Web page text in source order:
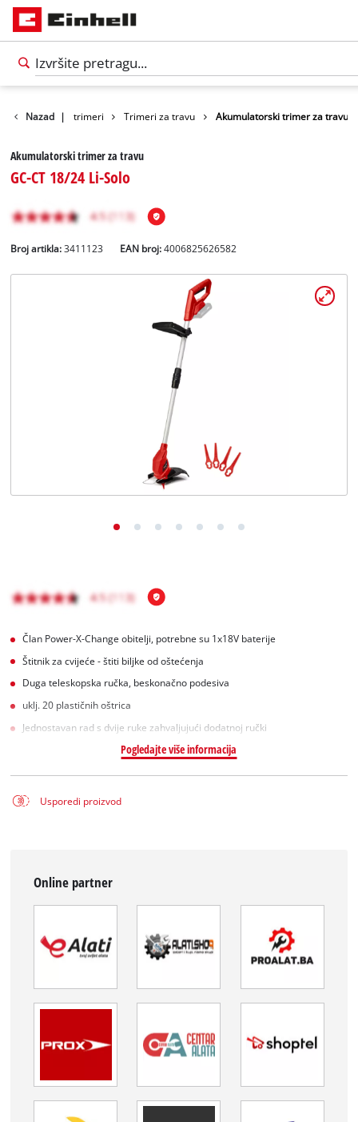
Nazad |
/ Benzinski trimeri Trimeri za travu Akumulatorski trimer za travu
Akumulatorski trimer za travu
GC-CT 18/24 Li-Solo
Broj artikla: 3411123 EAN broj:4006825626582
Član Power-X-Change obitelji, potrebne su 1x18V baterije
Štitnik za cvijeće - štiti biljke od oštećenja
Duga teleskopska ručka, beskonačno podesiva
uklj. 20 plastičnih oštrica
Jednostavan rad s dvije ruke zahvaljujući dodatnoj ručki
Pogledajte više informacija
Usporedi proizvod
Online partner